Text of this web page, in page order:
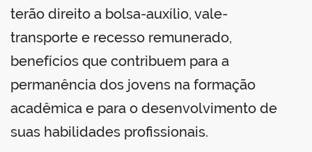
terão direito a bolsa-auxílio, vale-
transporte e recesso remunerado,
benefícios que contribuem para a
permanência dos jovens na formação
acadêmica e para o desenvolvimento de
suas habilidades profissionais.